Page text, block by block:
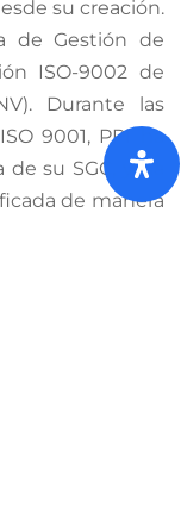
su creación.
de Gestión de
ISO-9002 de
Durante las
9001, PPI ha
su SGC, y ha
de manera